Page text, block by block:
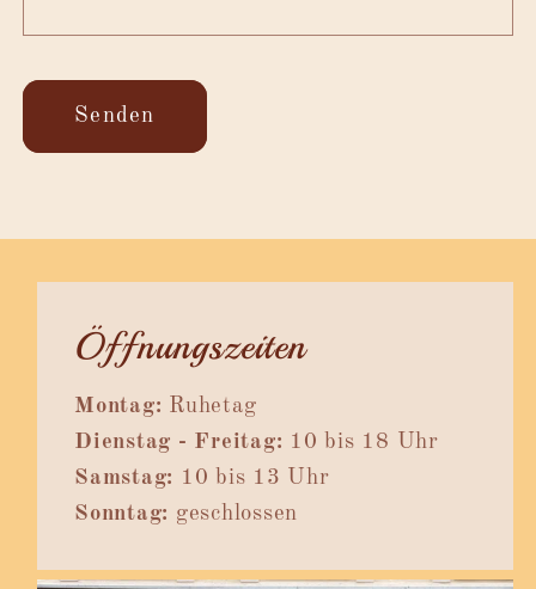
Senden
Öffnungszeiten
Montag: Ruhetag
Dienstag - Freitag: 10 bis 18 Uhr
Samstag: 10 bis 13 Uhr
Sonntag: geschlossen